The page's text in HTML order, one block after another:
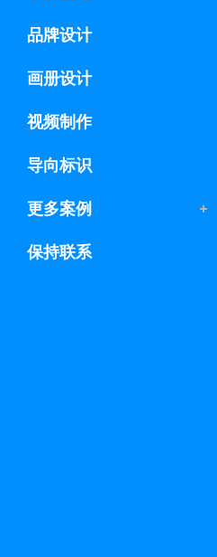
品牌设计
画册设计
视频制作
导向标识
更多案例
保持联系